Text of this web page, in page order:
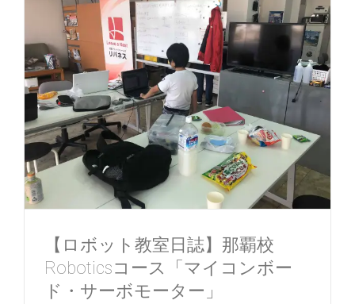
【ロボット教室日誌】那覇校
Roboticsコース「マイコンボー
ド・サーボモーター」